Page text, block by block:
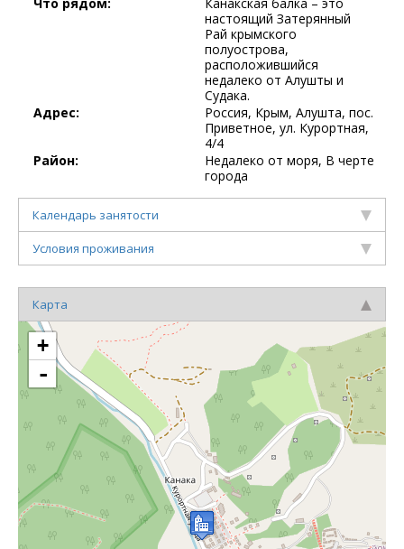
настоящий Затерянный
Рай крымского
полуострова,
расположившийся
недалеко от Алушты и
Судака.
Адрес:
Россия, Крым, Алушта, пос.
Приветное, ул. Курортная,
4/4
Район:
Недалеко от моря, В черте
города
Календарь занятости
Условия проживания
Карта
+
-